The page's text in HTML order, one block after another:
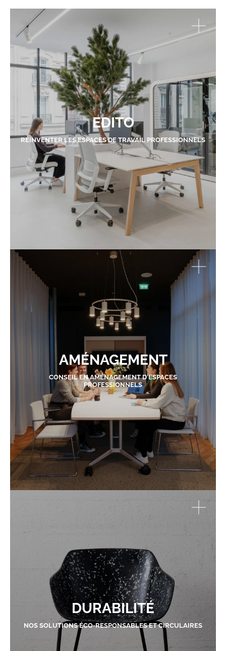
EDITO
RÉINVENTER LES ESPACES DE TRAVAIL PROFESSIONNELS
AMÉNAGEMENT
CONSEIL EN AMÉNAGEMENT D'ESPACES
PROFESSIONNELS
DURABILITÉ
NOS SOLUTIONS ÉCO-RESPONSABLES ET CIRCULAIRES